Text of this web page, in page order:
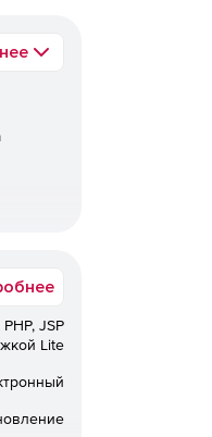
и
JSP
Lite